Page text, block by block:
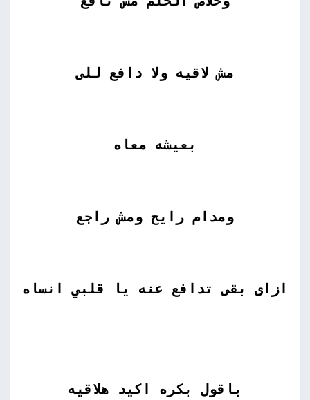
مش لاقيه ولا دافع للى
بعيشه معاه
ومدام رايح ومش راجع
ازاى بقى تدافع عنه يا قلبي انساه
باقول بكره اكيد هلاقيه